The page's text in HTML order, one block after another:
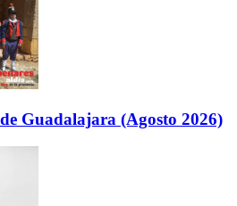
Guadalajara (Agosto 2026)